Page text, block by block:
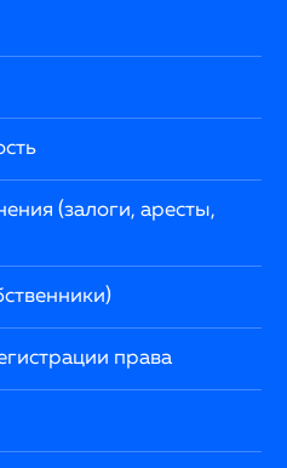
(залоги, аресты,
права